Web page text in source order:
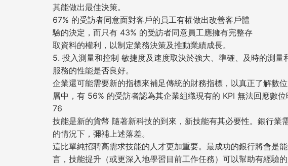
其能做出最佳決策。
67% 的受訪者同意面對客戶的員工有權做出改善客戶體
驗的決定，而只有 43% 的受訪者同意員工應擁有完整存
取資料的權利，以制定業務決策及推動業績成長。
5. 投入測量和控制 敏捷度及速度取決於強大、準確、及時的測
服務的性能是否良好。
企業還可能需要新的指標來補足傳統的財務指標，以真正了解數
層中，有 56% 的受訪者認為其企業組織現有的 KPI 無法回應數位
76
技能是新的貨幣 隨著新科技的到來，新技能有其必要性。銀行
的情況下，彌補上述落差。
這比單純招聘高需求技能的人才更加重要。最成功的銀行將會是
言，技能提升（或更深入地學習目前工作任務）可以幫助有經驗